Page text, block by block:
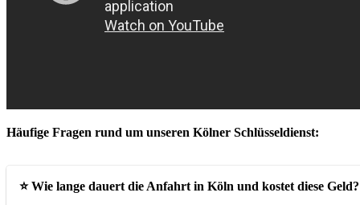
Häufige Fragen rund um unseren Kölner Schlüsseldienst:
⭐ Wie lange dauert die Anfahrt in Köln und kostet diese Geld?